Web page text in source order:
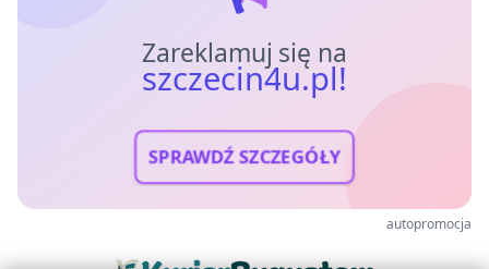
Zareklamuj się na
szczecin4u.pl!
SPRAWDŹ SZCZEGÓŁY
autopromocja